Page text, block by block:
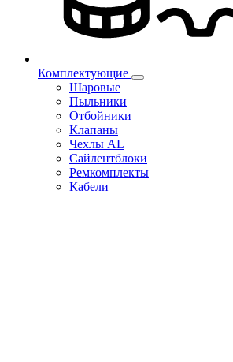
Комплектующие
Шаровые
Пыльники
Отбойники
Клапаны
Чехлы AL
Сайлентблоки
Ремкомплекты
Кабели